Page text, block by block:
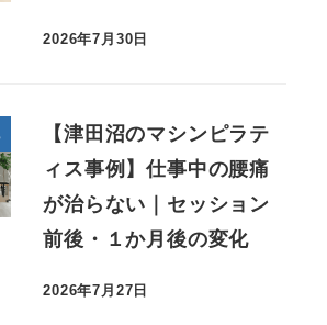
2026年7月30日
【津田沼のマシンピラテ
ィス事例】仕事中の腰痛
が治らない｜セッション
前後・１か月後の変化
2026年7月27日